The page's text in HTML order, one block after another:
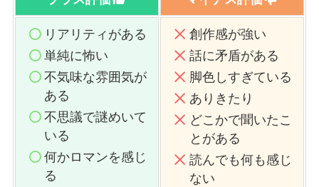
リアリティがある
単純に怖い
不気味な雰囲気が
ある
不思議で謎めいて
いる
何かロマンを感じ
る
創作感が強い
話に矛盾がある
脚色しすぎている
ありきたり
どこかで聞いたこ
とがある
読んでも何も感じ
ない